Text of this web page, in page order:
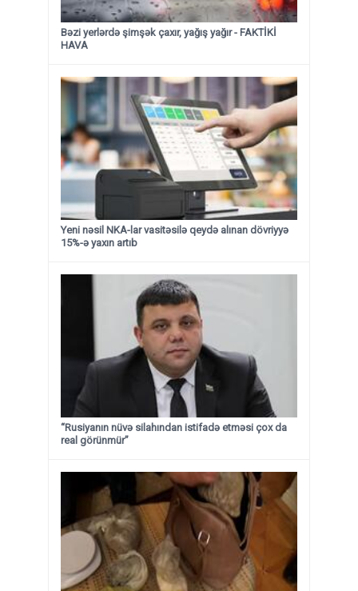
Bəzi yerlərdə şimşək çaxır, yağış yağır - FAKTİKİ
HAVA
Yeni nəsil NKA-lar vasitəsilə qeydə alınan dövriyyə
15%-ə yaxın artıb
“Rusiyanın nüvə silahından istifadə etməsi çox da
real görünmür”